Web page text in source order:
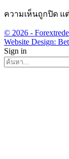
ความเห็นถูกปิด แ
© 2026 -
Website Design:
Sign in